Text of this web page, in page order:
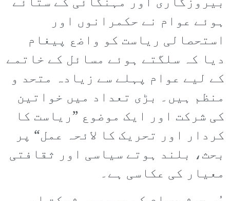
ہوئے عوام نے حکمرانوں اور
استحصالی ریاست کو واضع پیغام
دیا کہ سلگتے ہوئے مسائل کے خاتمے
کے لیے عوام پہلے سے زیادہ متحد و
منظم ہیں۔ بڑی تعداد میں خواتین
کی شرکت اور ایک موضوع ”ریاست کا
کردار اور تحریک کا لائحہ عمل“ پر
بحث، بلند ہوتے سیاسی اور ثقافتی
معیار کی عکاسی ہے۔